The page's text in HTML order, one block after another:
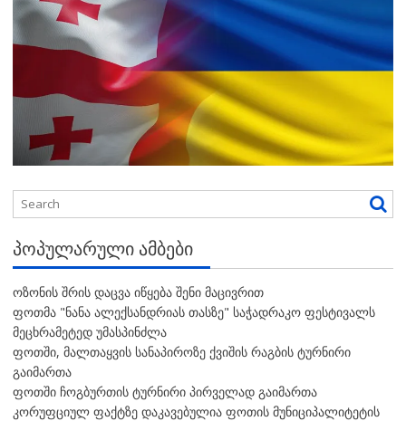
ᲞᲝᲞᲣᲚᲐᲠᲣᲚᲘ ᲐᲛᲑᲔᲑᲘ
ოზონის შრის დაცვა იწყება შენი მაცივრით
ფოთმა "ნანა ალექსანდრიას თასზე" საჭადრაკო ფესტივალს
მეცხრამეტედ უმასპინძლა
ფოთში, მალთაყვის სანაპიროზე ქვიშის რაგბის ტურნირი
გაიმართა
ფოთში ჩოგბურთის ტურნირი პირველად გაიმართა
კორუფციულ ფაქტზე დაკავებულია ფოთის მუნიციპალიტეტის